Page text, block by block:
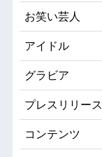
お笑い芸人
アイドル
グラビア
プレスリリース
コンテンツ